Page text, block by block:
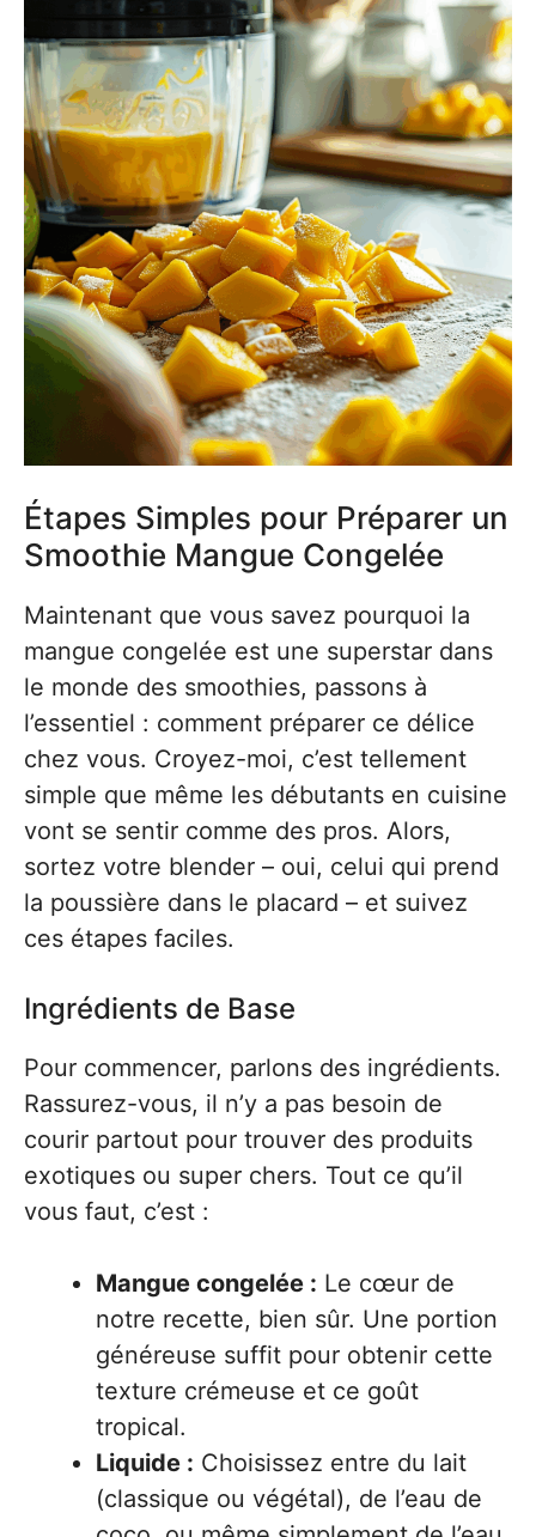
Étapes Simples pour Préparer un
Smoothie Mangue Congelée
Maintenant que vous savez pourquoi la
mangue congelée est une superstar dans
le monde des smoothies, passons à
l’essentiel : comment préparer ce délice
chez vous. Croyez-moi, c’est tellement
simple que même les débutants en cuisine
vont se sentir comme des pros. Alors,
sortez votre blender – oui, celui qui prend
la poussière dans le placard – et suivez
ces étapes faciles.
Ingrédients de Base
Pour commencer, parlons des ingrédients.
Rassurez-vous, il n’y a pas besoin de
courir partout pour trouver des produits
exotiques ou super chers. Tout ce qu’il
vous faut, c’est :
Mangue congelée : Le cœur de
notre recette, bien sûr. Une portion
généreuse suffit pour obtenir cette
texture crémeuse et ce goût
tropical.
Liquide : Choisissez entre du lait
(classique ou végétal), de l’eau de